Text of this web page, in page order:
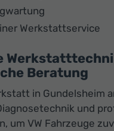
Werkstattservice
Beratung
in Gundelsheim
und
um VW Fahrzeuge